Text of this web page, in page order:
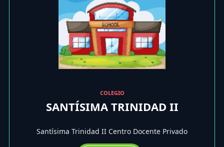
COLEGIO
SANTÍSIMA TRINIDAD II
Santísima Trinidad II Centro Docente Privado